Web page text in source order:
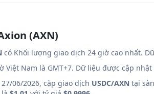
(AXN)
có Khối lượng giao dịch 24 giờ cao nhất.
Nam là GMT+7. Dữ liệu được cập
06/2026, cặp giao dịch USDC/AXN tại sàn